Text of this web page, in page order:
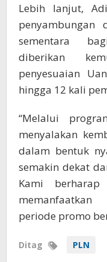
Lebih lanjut,
penyambungan
sementara
diberikan
penyesuaian
hingga 12 kali
“Melalui
menyalakan
dalam bentuk
semakin dekat
Kami
periode promo
Ditag PLN